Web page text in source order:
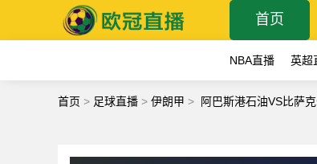
首页
NBA直播 英超
首页 > 足球直播 > 伊朗甲 > 阿巴斯港石油VS比萨